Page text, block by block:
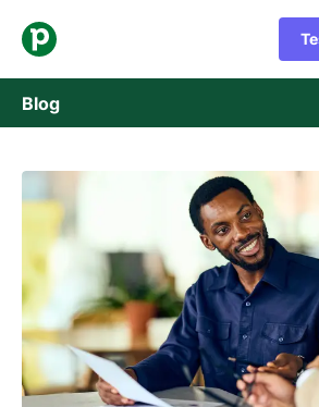
Blog
Vendas
Marketing
Atualizações de Produtos
Estudos de caso
Abre em uma nova janela